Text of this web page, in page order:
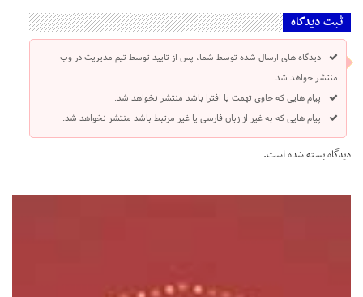
ثبت دیدگاه
دیدگاه های ارسال شده توسط شما، پس از تایید توسط تیم مدیریت در وب
منتشر خواهد شد.
پیام هایی که حاوی تهمت یا افترا باشد منتشر نخواهد شد.
پیام هایی که به غیر از زبان فارسی یا غیر مرتبط باشد منتشر نخواهد شد.
دیدگاه بسته شده است.